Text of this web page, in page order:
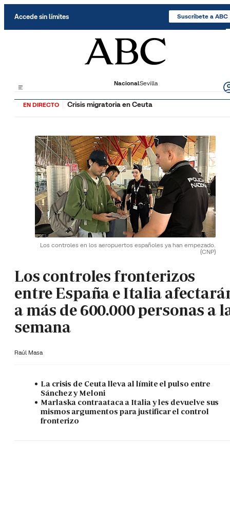
Accede sin límites Suscríbete a ABC
NacionalSevilla
EN DIRECTO Crisis migratoria en Ceuta
Los controles en los aeropuertos españoles ya han empezado.
(CNP)
Los controles fronterizos
entre España e Italia
a más de 600.000 personas a
semana
Raúl Masa
La crisis de Ceuta lleva al límite el pulso entre
Sánchez y Meloni
Marlaska contraataca a Italia y les devuelve sus
mismos argumentos para justificar el control
fronterizo